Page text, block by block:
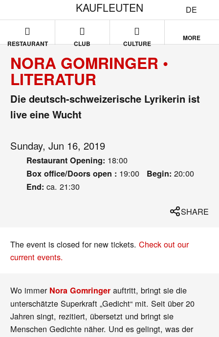
DE
KAUFLEUTEN
RESTAURANT CLUB CULTURE
MORE
NORA GOMRINGER •
LITERATUR
Die deutsch-schweizerische Lyrikerin ist
live eine Wucht
Sunday, Jun 16, 2019
Restaurant Opening: 18:00
Box office/Doors open : 19:00 Begin: 20:00
End: ca. 21:30
SHARE
The event is closed for new tickets.Check out our
current events.
Wo immer Nora Gomringer auftritt, bringt sie die
unterschätzte Superkraft „Gedicht“ mit. Seit über 20
Jahren singt, rezitiert, übersetzt und bringt sie
Menschen Gedichte näher. Und es gelingt, was der